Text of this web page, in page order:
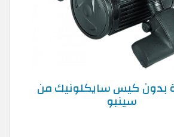
كيس سايكلونيك من
سينبو